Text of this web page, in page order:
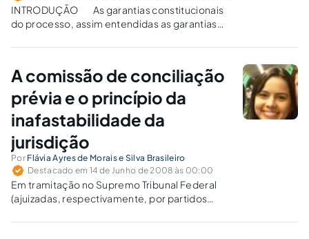
INTRODUÇÃO As garantias constitucionais
do processo, assim entendidas as garantias
envolvem importantes direitos dos cidadãos
Judiciário, seja pela via direta de ação, perante
o Supremo…
A comissão de conciliação
prévia e o princípio da
inafastabilidade da
jurisdição
Por Flávia Ayres de Morais e Silva Brasileiro
Destacado em 14 de Junho de 2008 às 00:00
Em tramitação no Supremo Tribunal Federal
(ajuizadas, respectivamente, por partidos
Nacional e por confederação sindical,